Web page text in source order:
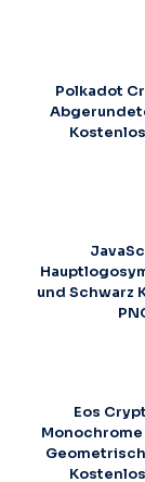
Polkadot
und Schwarz
Eos